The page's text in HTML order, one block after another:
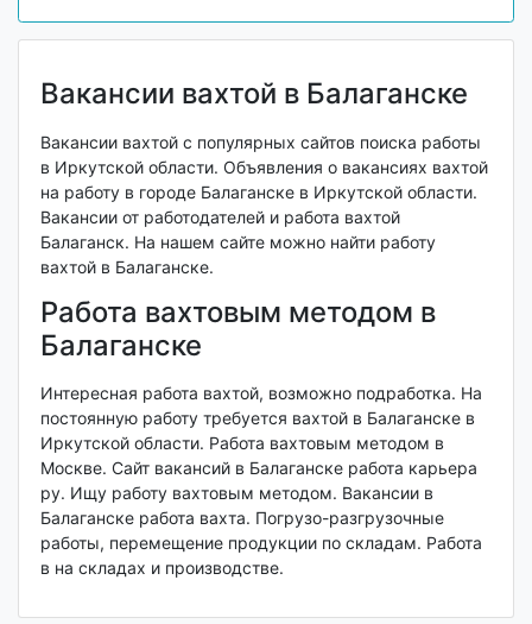
Вакансии вахтой в Балаганске
Вакансии вахтой с популярных сайтов поиска работы
в Иркутской области. Объявления о вакансиях вахтой
на работу в городе Балаганске в Иркутской области.
Вакансии от работодателей и работа вахтой
Балаганск. На нашем сайте можно найти работу
вахтой в Балаганске.
Работа вахтовым методом в
Балаганске
Интересная работа вахтой, возможно подработка. На
постоянную работу требуется вахтой в Балаганске в
Иркутской области. Работа вахтовым методом в
Москве. Сайт вакансий в Балаганске работа карьера
ру. Ищу работу вахтовым методом. Вакансии в
Балаганске работа вахта. Погрузо-разгрузочные
работы, перемещение продукции по складам. Работа
в на складах и производстве.